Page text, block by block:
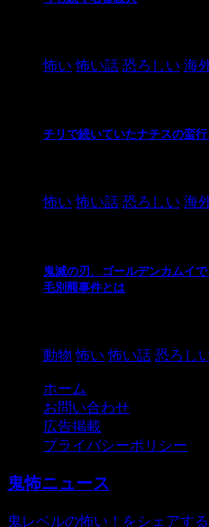
怖い 怖い話 恐ろしい 海
チリで続いていたナチスの蛮
怖い 怖い話 恐ろしい 海
鬼滅の刃、ゴールデンカムイ
毛別羆事件とは
動物 怖い 怖い話 恐ろし
ホーム
お問い合わせ
広告掲載
プライバシーポリシー
鬼怖ニュース
鬼レベルの怖い！をシェアす